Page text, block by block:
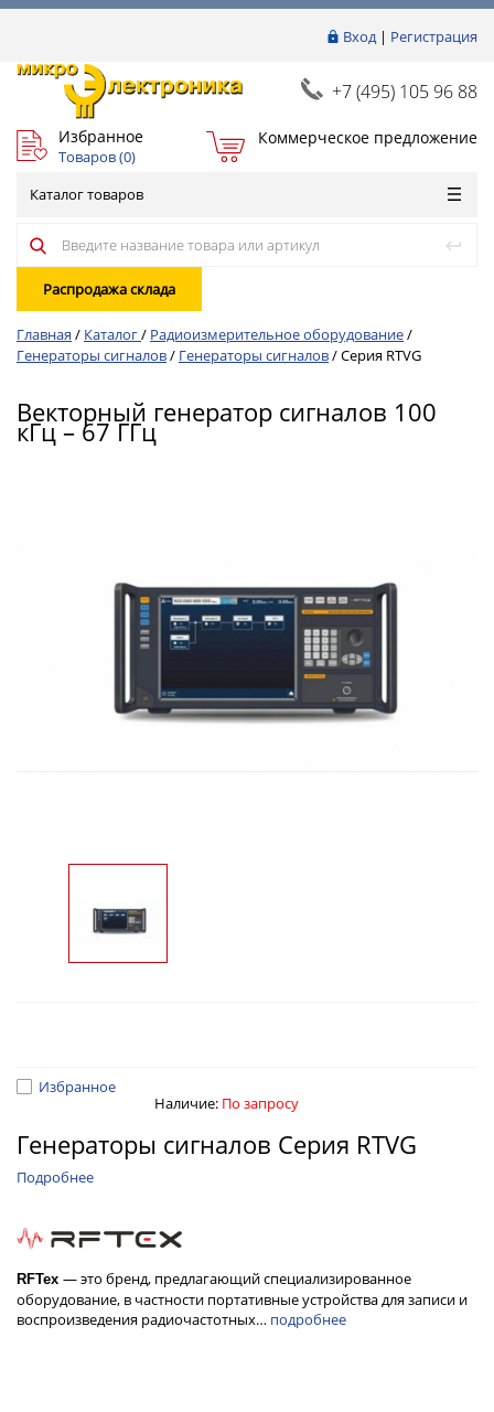
Вход| Регистрация
+7 (495) 105 96 88
Избранное
Товаров (0)
Коммерческое предложение
Каталог товаров
Распродажа склада
Главная / Каталог/ Радиоизмерительное оборудование/
Генераторы сигналов/ Генераторы сигналов/Серия RTVG
Векторный генератор сигналов 100
кГц – 67 ГГц
Избранное
Наличие: По запросу
Генераторы сигналов Серия RTVG
Подробнее
RFТех — это бренд, предлагающий специализированное
оборудование, в частности портативные устройства для записи и
воспроизведения радиочастотных… подробнее